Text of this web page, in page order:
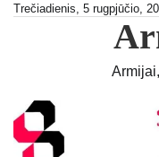
SkipTrečiadienis, 5 rugpjūčio,